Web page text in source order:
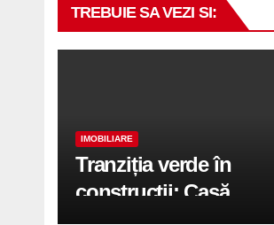
TREBUIE SA VEZI SI:
IMOBILIARE
Tranziția verde în
construcții: Casă
modernă cu structură